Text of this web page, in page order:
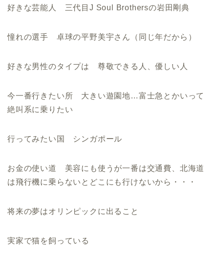
好きな芸能人 三代目J Soul Brothersの岩田剛典
憧れの選手 卓球の平野美宇さん（同じ年だから）
好きな男性のタイプは 尊敬できる人、優しい人
今一番行きたい所 大きい遊園地…富士急とかいって
絶叫系に乗りたい
行ってみたい国 シンガポール
お金の使い道 美容にも使うが一番は交通費、北海道
は飛行機に乗らないとどこにも行けないから・・・
将来の夢はオリンピックに出ること
実家で猫を飼っている